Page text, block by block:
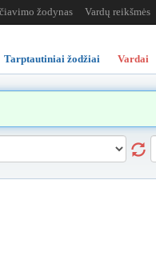
žodynas Vardų reikšmės
Tarptautiniai žodžiai Vardai